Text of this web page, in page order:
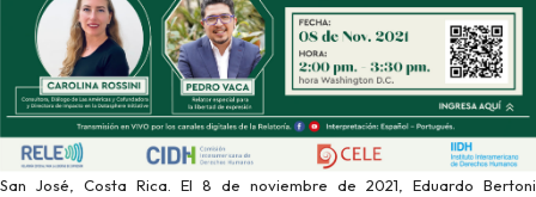
San José, Costa Rica. El 8 de noviembre de 2021, Eduardo Bertoni